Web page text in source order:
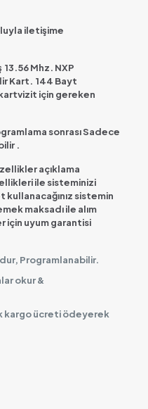
iletişime
Mhz. NXP
Kart. 144 Bayt
için gereken
sonrası Sadece
.
açıklama
ile sisteminizi
kullanacağınız sistemin
maksadı ile alım
için uyum garantisi
Programlanabilir.
okur &
kargo ücreti ödeyerek